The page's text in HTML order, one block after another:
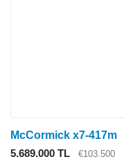
McCormick x7-417m
5.689.000 TL
€103.500